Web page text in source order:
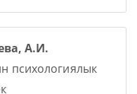
А.И.
психологиялык